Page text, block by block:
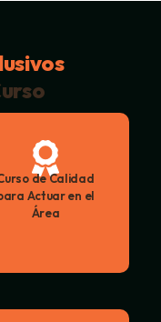
de Calidad
Actuar en el
Área